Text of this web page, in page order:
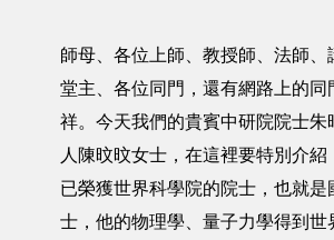
師母、各位上師、教授師、法師、
堂主、各位同門，還有網路上的同
祥。今天我們的貴賓中研院院士朱
人陳旼旼女士，在這裡要特別介紹
已榮獲世界科學院的院士，也就是
士，他的物理學、量子力學得到世